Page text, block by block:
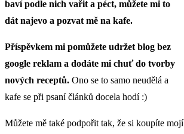
baví podle nich vařit a péct, můžete mi to
dát najevo a pozvat mě na kafe.
Příspěvkem mi pomůžete udržet blog bez
google reklam a dodáte mi chuť do tvorby
nových receptů. Ono se to samo neudělá a
kafe se při psaní článků docela hodí :)
Můžete mě také podpořit tak, že si koupíte mojí